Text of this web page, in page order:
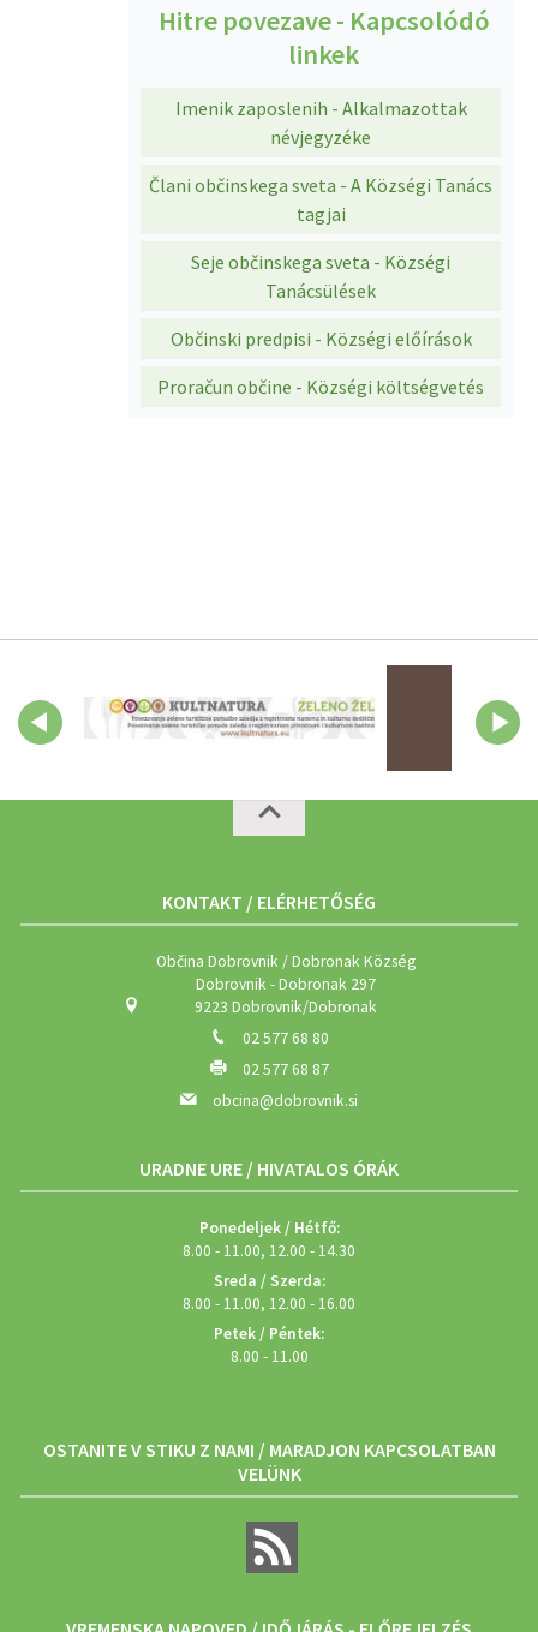
Hitre povezave - Kapcsolódó
linkek
Imenik zaposlenih - Alkalmazottak
névjegyzéke
Člani občinskega sveta - A Községi Tanács
tagjai
Seje občinskega sveta - Községi
Tanácsülések
Občinski predpisi - Községi előírások
Proračun občine - Községi költségvetés
KONTAKT / ELÉRHETŐSÉG
Občina Dobrovnik / Dobronak Község
Dobrovnik - Dobronak 297
9223 Dobrovnik/Dobronak
02 577 68 80
02 577 68 87
obcina@dobrovnik.si
URADNE URE / HIVATALOS ÓRÁK
Ponedeljek / Hétfő:
8.00 - 11.00, 12.00 - 14.30
Sreda / Szerda:
8.00 - 11.00, 12.00 - 16.00
Petek / Péntek:
8.00 - 11.00
OSTANITE V STIKU Z NAMI / MARADJON KAPCSOLATBAN
VELÜNK